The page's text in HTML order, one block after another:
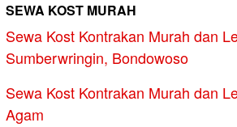
SEWA KOST MURAH
Sewa Kost Kontrakan Murah dan
Sumberwringin, Bondowoso
Sewa Kost Kontrakan Murah dan
Agam